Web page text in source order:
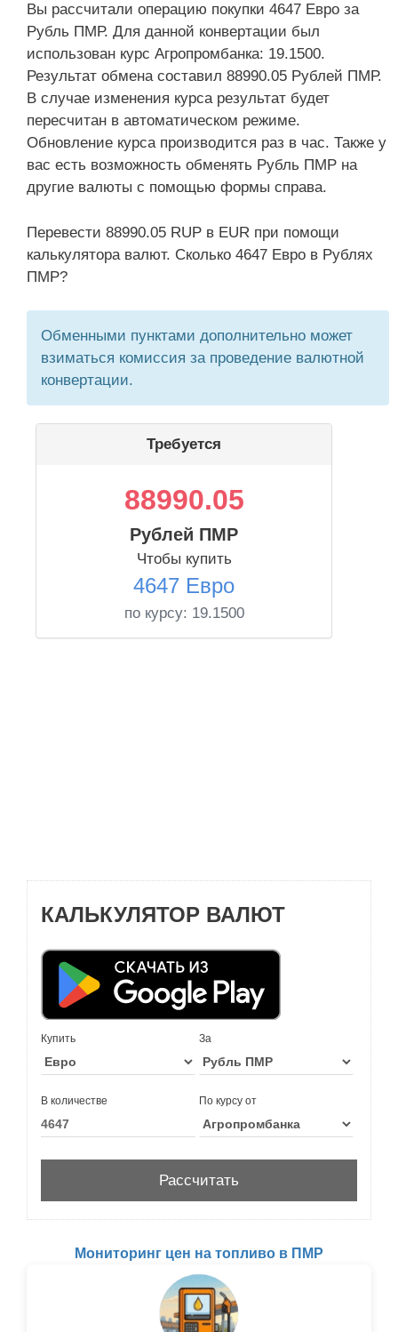
Вы рассчитали операцию покупки 4647 Евро за
Рубль ПМР. Для данной конвертации был
использован курс Агропромбанка: 19.1500.
Результат обмена составил 88990.05 Рублей ПМР.
В случае изменения курса результат будет
пересчитан в автоматическом режиме.
Обновление курса производится раз в час. Также у
вас есть возможность обменять Рубль ПМР на
другие валюты с помощью формы справа.
Перевести 88990.05 RUP в EUR при помощи
калькулятора валют. Сколько 4647 Евро в Рублях
ПМР?
Обменными пунктами дополнительно может
взиматься комиссия за проведение валютной
конвертации.
Требуется
88990.05
Рублей ПМР
Чтобы купить
4647 Евро
по курсу: 19.1500
КАЛЬКУЛЯТОР ВАЛЮТ
Купить За
В количестве По курсу от
Мониторинг цен на топливо в ПМР